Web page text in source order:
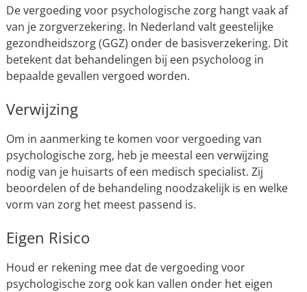
De vergoeding voor psychologische zorg hangt vaak af
van je zorgverzekering. In Nederland valt geestelijke
gezondheidszorg (GGZ) onder de basisverzekering. Dit
betekent dat behandelingen bij een psycholoog in
bepaalde gevallen vergoed worden.
Verwijzing
Om in aanmerking te komen voor vergoeding van
psychologische zorg, heb je meestal een verwijzing
nodig van je huisarts of een medisch specialist. Zij
beoordelen of de behandeling noodzakelijk is en welke
vorm van zorg het meest passend is.
Eigen Risico
Houd er rekening mee dat de vergoeding voor
psychologische zorg ook kan vallen onder het eigen